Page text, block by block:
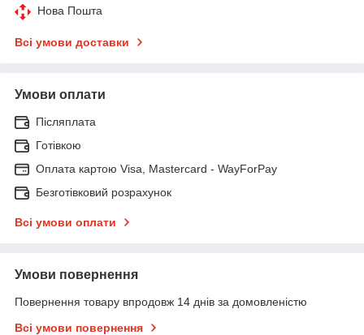
Нова Пошта
Всі умови доставки
Умови оплати
Післяплата
Готівкою
Оплата картою Visa, Mastercard - WayForPay
Безготівковий розрахунок
Всі умови оплати
Умови повернення
Повернення товару впродовж 14 днів за домовленістю
Всі умови повернення